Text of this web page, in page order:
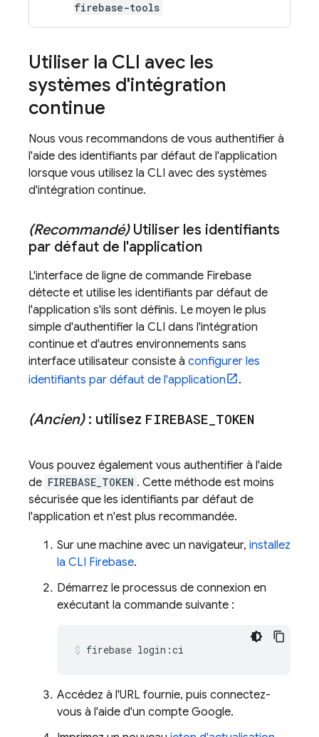
firebase-tools
Utiliser la CLI avec les
systèmes d'intégration
continue
Nous vous recommandons de vous authentifier à
l'aide des identifiants par défaut de l'application
lorsque vous utilisez la CLI avec des systèmes
d'intégration continue.
(Recommandé)Utiliser les identifiants
par défaut de l'application
L'interface de ligne de commande Firebase
détecte et utilise les identifiants par défaut de
l'application s'ils sont définis. Le moyen le plus
simple d'authentifier la CLI dans l'intégration
continue et d'autres environnements sans
interface utilisateur consiste à configurer les
identifiants par défaut de l'application
.
(Ancien): utilisez FIREBASE TOKEN
Vous pouvez également vous authentifier à l'aide
de FIREBASE_TOKEN . Cette méthode est moins
sécurisée que les identifiants par défaut de
l'application et n'est plus recommandée.
Sur une machine avec un navigateur, installez
la CLI Firebase.
Démarrez le processus de connexion en
exécutant la commande suivante :
firebase login:ci
Accédez à l'URL fournie, puis connectez-
vous à l'aide d'un compte Google.